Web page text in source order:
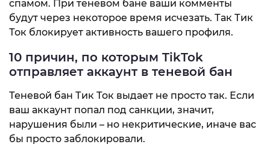
спамом. При теневом бане ваши комменты
будут через некоторое время исчезать. Так Тик
Ток блокирует активность вашего профиля.
10 причин, по которым TikTok
отправляет аккаунт в теневой бан
Теневой бан Тик Ток выдает не просто так. Если
ваш аккаунт попал под санкции, значит,
нарушения были – но некритические, иначе вас
бы просто заблокировали.